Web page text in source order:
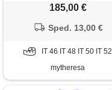
185,00 €
Sped. 13,00 €
IT 46 IT 48 IT 50 IT 52
mytheresa